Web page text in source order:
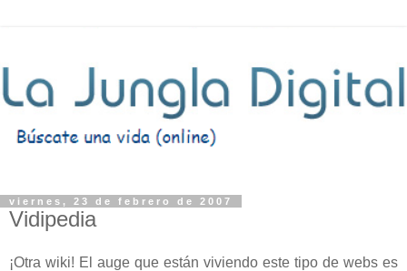
viernes, 23 de febrero de 2007
Vidipedia
¡Otra wiki! El auge que están viviendo este tipo de webs es